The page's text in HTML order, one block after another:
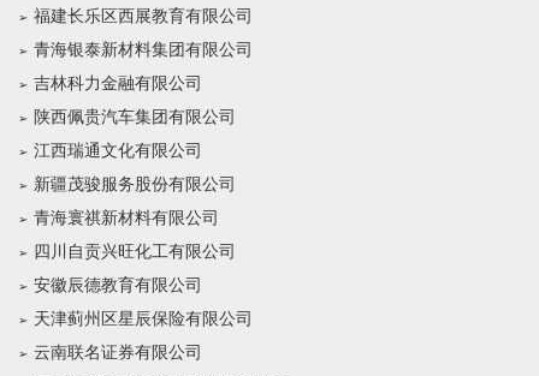
福建长乐区西展教育有限公司
青海银泰新材料集团有限公司
吉林科力金融有限公司
陕西佩贵汽车集团有限公司
江西瑞通文化有限公司
新疆茂骏服务股份有限公司
青海寰祺新材料有限公司
四川自贡兴旺化工有限公司
安徽辰德教育有限公司
天津蓟州区星辰保险有限公司
云南联名证券有限公司